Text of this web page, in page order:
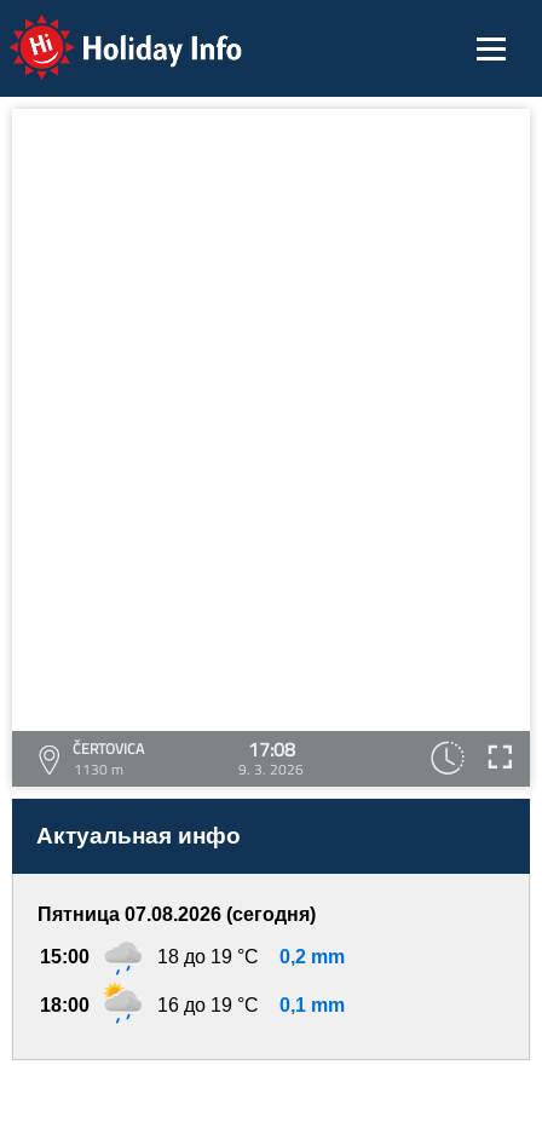
Holiday Info
ČERTOVICA
1130 m
17:08
9. 3. 2026
Актуальная инфо
Пятница 07.08.2026 (сегодня)
15:00 18 до 19 °C 0,2 mm
18:00 16 до 19 °C 0,1 mm